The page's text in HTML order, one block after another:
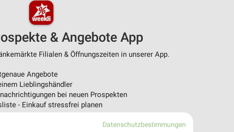
& Angebote App
Filialen & Öffnungszeiten in unserer App.
Angebote
Lieblingshändler
bei neuen Prospekten
- Einkauf stressfrei planen
– App jetzt laden oder QR-Code scannen.
Datenschutzbestimmungen